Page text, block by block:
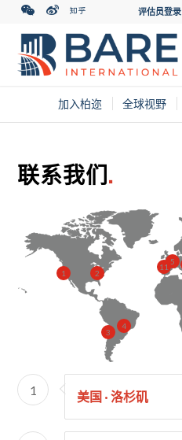
评估员登录
加入柏迩 全球视野
联系我们.
1 2
3
4
5
11
1 美国 · 洛杉矶